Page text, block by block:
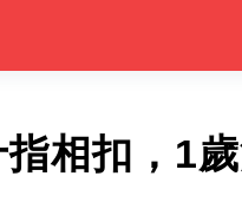
相扣，1